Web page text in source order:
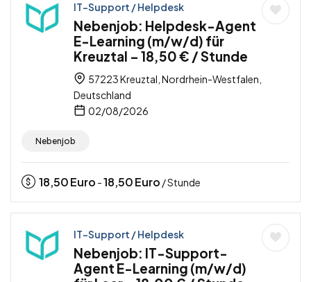
IT-Support / Helpdesk
Nebenjob: Helpdesk-Agent
E-Learning (m/w/d) für
Kreuztal – 18,50 € / Stunde
57223 Kreuztal, Nordrhein-Westfalen,
Deutschland
02/08/2026
Nebenjob
18,50Euro -18,50Euro / Stunde
IT-Support / Helpdesk
Nebenjob: IT-Support-
Agent E-Learning (m/w/d)